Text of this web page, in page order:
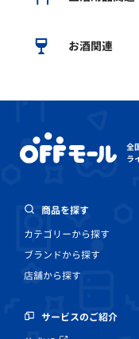
お酒関連
全
ラ
商品を探す
カテゴリーから探す
ブランドから探す
店舗から探す
サービスのご紹介